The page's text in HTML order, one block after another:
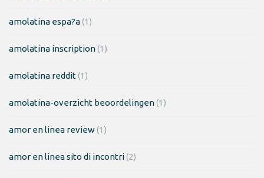
amolatina espa?a(1)
amolatina inscription(1)
amolatina reddit(1)
amolatina-overzicht beoordelingen(1)
amor en linea review(1)
amor en linea sito di incontri(2)